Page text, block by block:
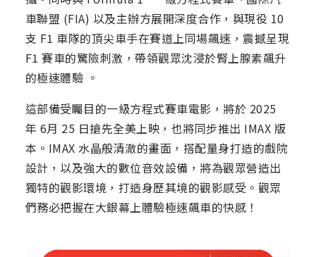
車聯盟 (FIA) 以及主辦方展開深度合作，與現役 10
支 F1 車隊的頂尖車手在賽道上同場飆速，震撼呈現
F1 賽車的驚險刺激，帶領觀眾沈浸於腎上腺素飆升
的極速體驗 。
這部備受矚目的一級方程式賽車電影，將於 2025
年 6月 25 日搶先全美上映，也將同步推出 IMAX 版
本。IMAX 水晶般清澈的畫面，搭配量身打造的戲院
設計，以及強大的數位音效設備，將為觀眾營造出
獨特的觀影環境，打造身歷其境的觀影感受。觀眾
們務必把握在大銀幕上體驗極速飆車的快感！